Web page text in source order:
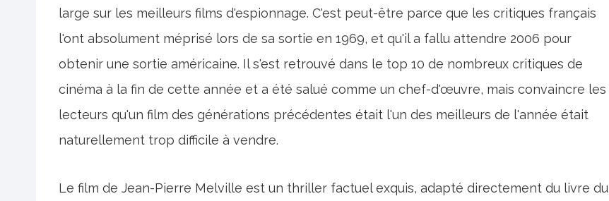
large sur les meilleurs films d'espionnage. C'est peut-être parce que les critiques français
l'ont absolument méprisé lors de sa sortie en 1969, et qu'il a fallu attendre 2006 pour
obtenir une sortie américaine. Il s'est retrouvé dans le top 10 de nombreux critiques de
cinéma à la fin de cette année et a été salué comme un chef-d'œuvre, mais convaincre les
lecteurs qu'un film des générations précédentes était l'un des meilleurs de l'année était
naturellement trop difficile à vendre.
Le film de Jean-Pierre Melville est un thriller factuel exquis, adapté directement du livre du